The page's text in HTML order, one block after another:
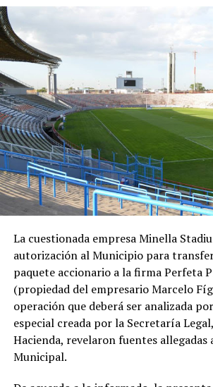
La cuestionada empresa Minella
autorización al Municipio para
paquete accionario a la firma Perfeta
(propiedad del empresario Marcelo
operación que deberá ser analizada
especial creada por la Secretaría
Hacienda, revelaron fuentes allegadas
Municipal.